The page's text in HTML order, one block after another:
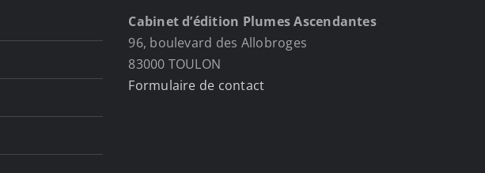
Cabinet d’édition Plumes Ascendantes
96, boulevard des Allobroges
83000 TOULON
Formulaire de contact